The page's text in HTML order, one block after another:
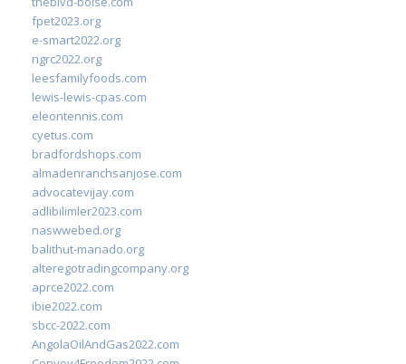
fpet2023.org
e-smart2022.org
ngrc2022.org
leesfamilyfoods.com
lewis-lewis-cpas.com
eleontennis.com
cyetus.com
bradfordshops.com
almadenranchsanjose.com
advocatevijay.com
adlibilimler2023.com
naswwebed.org
balithut-manado.org
alteregotradingcompany.org
aprce2022.com
ibie2022.com
sbcc-2022.com
AngolaOilAndGas2022.com